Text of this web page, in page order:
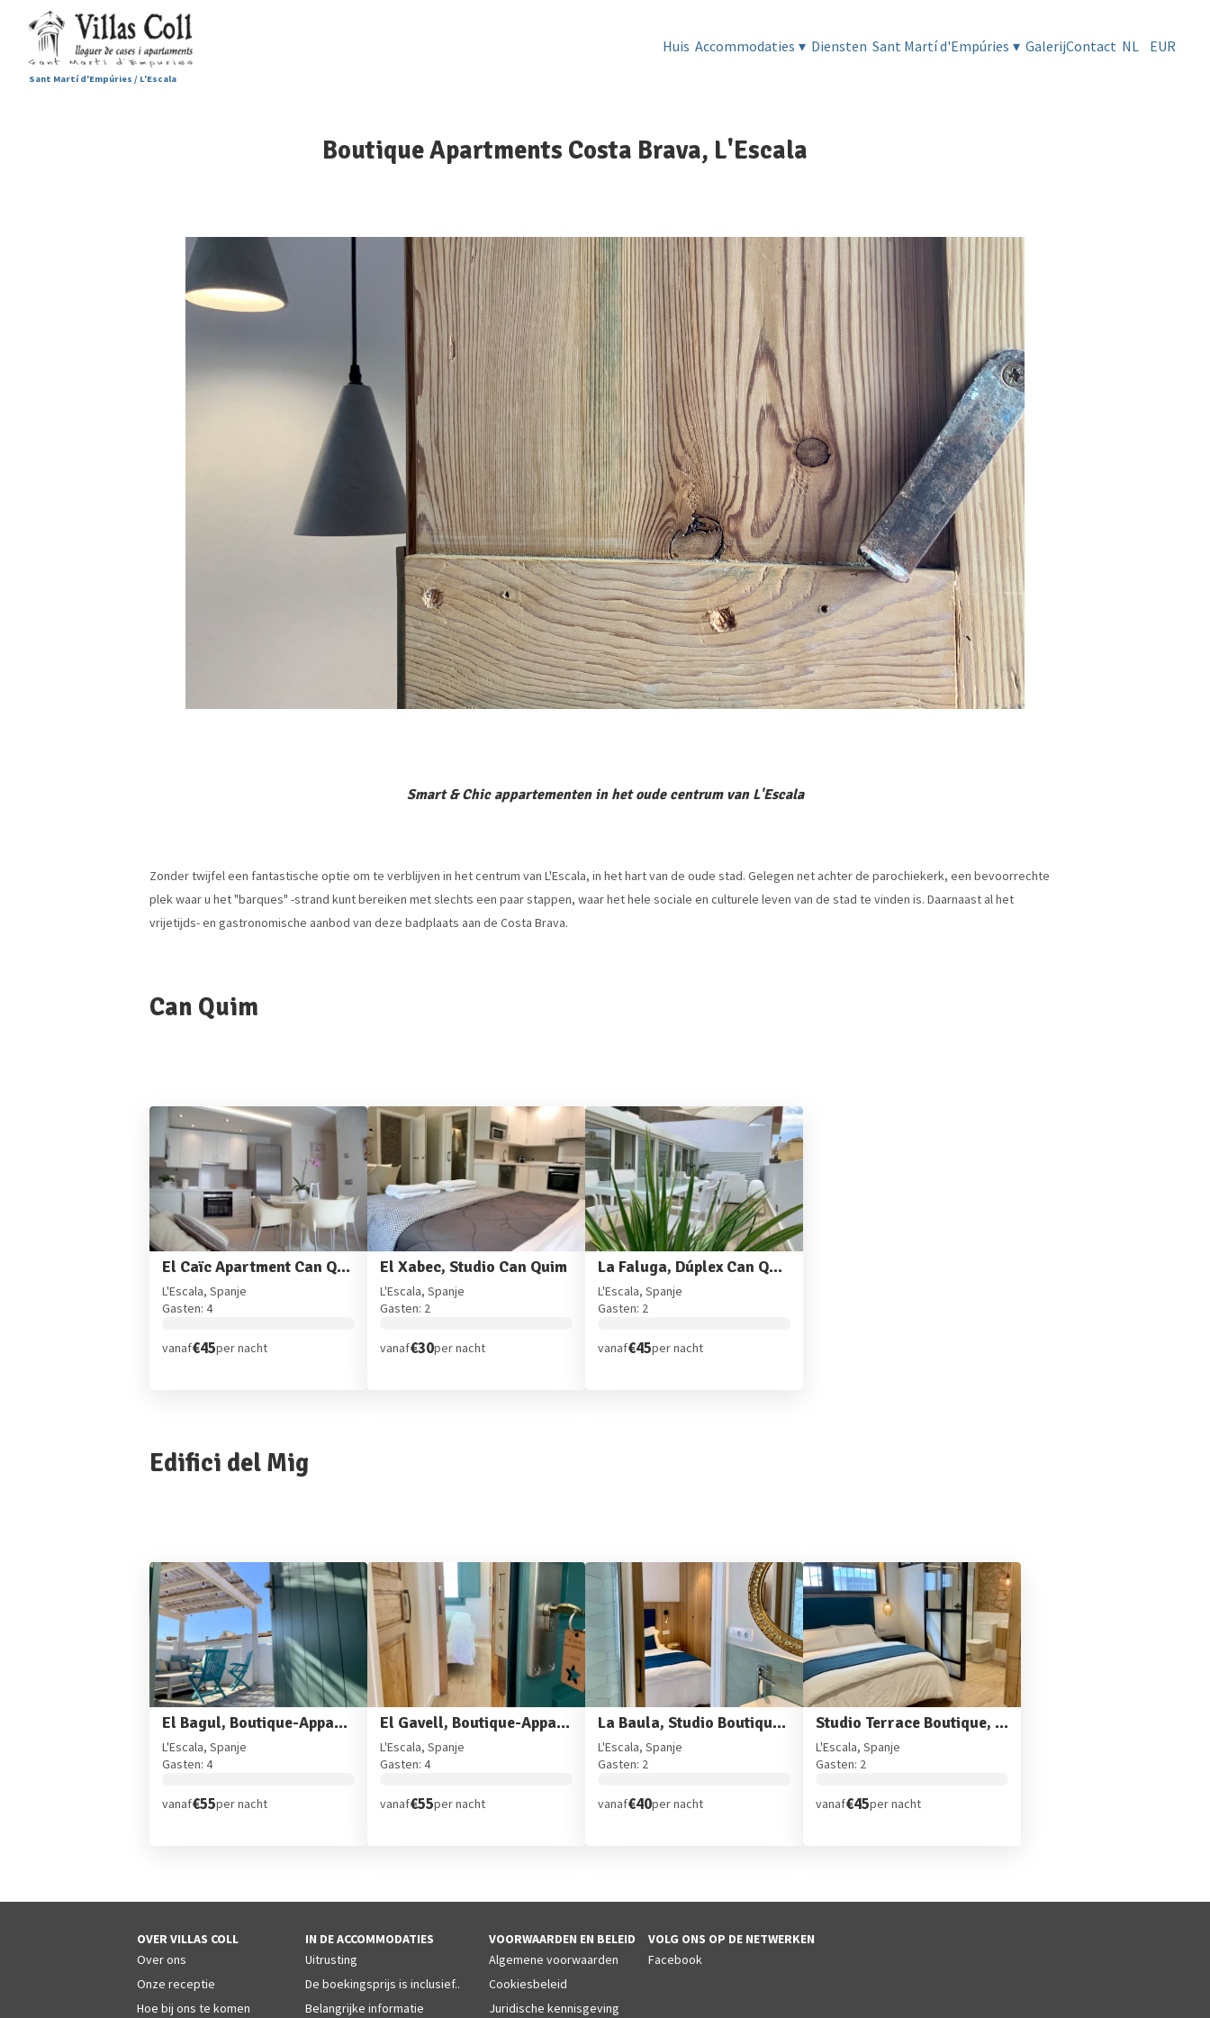
Sant Martí d'Empúries / L'Escala
Huis Accommodaties ▾ Diensten Sant Martí d'Empúries ▾ GalerijContact NL EUR
Boutique Apartments Costa Brava, L'Escala
Smart & Chic appartementen in het oude centrum van L'Escala
Zonder twijfel een fantastische optie om te verblijven in het centrum van L'Escala, in het hart van de oude stad. Gelegen net achter de parochiekerk, een bevoorrechte
plek waar u het "barques" -strand kunt bereiken met slechts een paar stappen, waar het hele sociale en culturele leven van de stad te vinden is. Daarnaast al het
vrijetijds- en gastronomische aanbod van deze badplaats aan de Costa Brava.
Can Quim
El Caïc Apartment Can Quim
L'Escala, Spanje
Gasten: 4
vanaf€45per nacht
El Xabec, Studio Can Quim
L'Escala, Spanje
Gasten: 2
vanaf€30per nacht
La Faluga, Dúplex Can Quim
L'Escala, Spanje
Gasten: 2
vanaf€45per nacht
Edifici del Mig
El Bagul, Boutique-Appartement L'Escala
L'Escala, Spanje
Gasten: 4
vanaf€55per nacht
El Gavell, Boutique-Appartement L'Escala
L'Escala, Spanje
Gasten: 4
vanaf€55per nacht
La Baula, Studio Boutique L'Escala
L'Escala, Spanje
Gasten: 2
vanaf€40per nacht
Studio Terrace Boutique, La Molsa (l'Escala)
L'Escala, Spanje
Gasten: 2
vanaf€45per nacht
OVER VILLAS COLL
Over ons
Onze receptie
Hoe bij ons te komen
IN DE ACCOMMODATIES
Uitrusting
De boekingsprijs is inclusief..
Belangrijke informatie
VOORWAARDEN EN BELEID
Algemene voorwaarden
Cookiesbeleid
Juridische kennisgeving
VOLG ONS OP DE NETWERKEN
Facebook